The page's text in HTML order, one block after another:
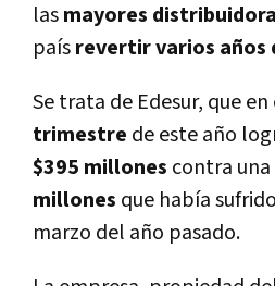
lasmayores
paí­srevertir varios años
Se trata de Edesur, que en
trimestre de este año
$395 millones contra una
millones que habí­a
marzo del año pasado.